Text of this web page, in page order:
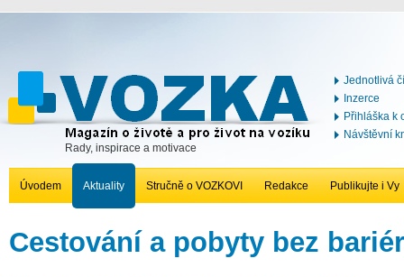
Rady, inspirace a motivace
Jednotlivá
Inzerce
Přihláška k
Návštěvní
Úvodem Aktuality Stručně o VOZKOVI Redakce Publikujte i Vy
Cestování a pobyty bez bariér